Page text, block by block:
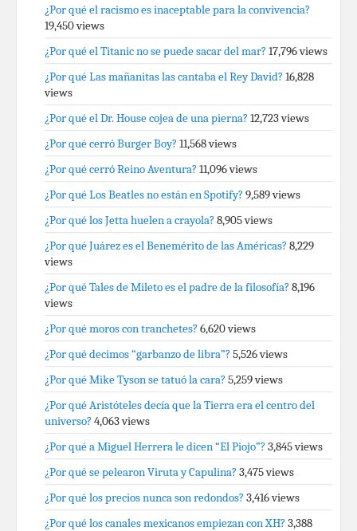
¿Por qué el racismo es inaceptable para la convivencia?
19,450 views
¿Por qué el Titanic no se puede sacar del mar? 17,796 views
¿Por qué Las mañanitas las cantaba el Rey David? 16,828
views
¿Por qué el Dr. House cojea de una pierna? 12,723 views
¿Por qué cerró Burger Boy? 11,568 views
¿Por qué cerró Reino Aventura? 11,096 views
¿Por qué Los Beatles no están en Spotify? 9,589 views
¿Por qué los Jetta huelen a crayola? 8,905 views
¿Por qué Juárez es el Benemérito de las Américas? 8,229
views
¿Por qué Tales de Mileto es el padre de la filosofía? 8,196
views
¿Por qué moros con tranchetes? 6,620 views
¿Por qué decimos “garbanzo de libra”? 5,526 views
¿Por qué Mike Tyson se tatuó la cara? 5,259 views
¿Por qué Aristóteles decía que la Tierra era el centro del
universo? 4,063 views
¿Por qué a Miguel Herrera le dicen “El Piojo”? 3,845 views
¿Por qué se pelearon Viruta y Capulina? 3,475 views
¿Por qué los precios nunca son redondos? 3,416 views
¿Por qué los canales mexicanos empiezan con XH? 3,388